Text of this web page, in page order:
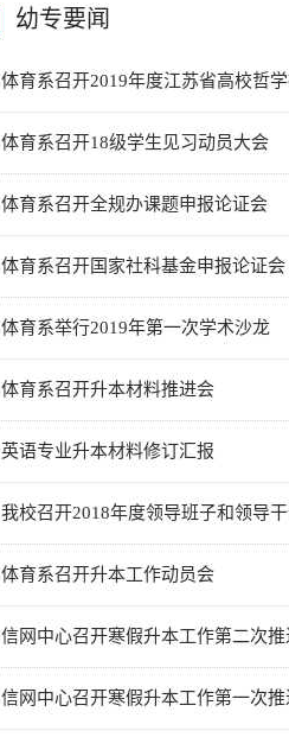
幼专要闻
体育系召开2019年度江苏省高校哲
体育系召开18级学生见习动员大会
体育系召开全规办课题申报论证会
体育系召开国家社科基金申报论证会
体育系举行2019年第一次学术沙龙
体育系召开升本材料推进会
英语专业升本材料修订汇报
我校召开2018年度领导班子和领导
体育系召开升本工作动员会
信网中心召开寒假升本工作第二次推
信网中心召开寒假升本工作第一次推